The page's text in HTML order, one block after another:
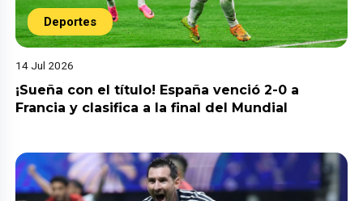
Deportes
14 Jul 2026
¡Sueña con el título! España venció 2-0 a
Francia y clasifica a la final del Mundial